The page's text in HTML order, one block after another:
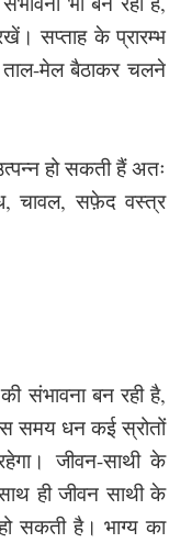
सप्ताह के प्रारम्भ
मेल बैठाकर चलने
हो सकती हैं अतः
चावल, सफ़ेद वस्त्र
संभावना बन रही है,
समय धन कई स्रोतों
जीवन-साथी के
ही जीवन साथी के
सकती है। भाग्य का